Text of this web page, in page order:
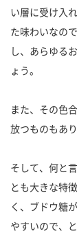
い層に受け入
た味わいなの
し、あらゆる
ょう。
また、その色
放つものもあ
そして、何と
とも大きな特
く、ブドウ糖
やすいので、